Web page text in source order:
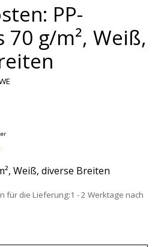
PP-
70 g/m², Weiß,
Weiß, diverse Breiten
für die Lieferung:1 - 2 Werktage nach